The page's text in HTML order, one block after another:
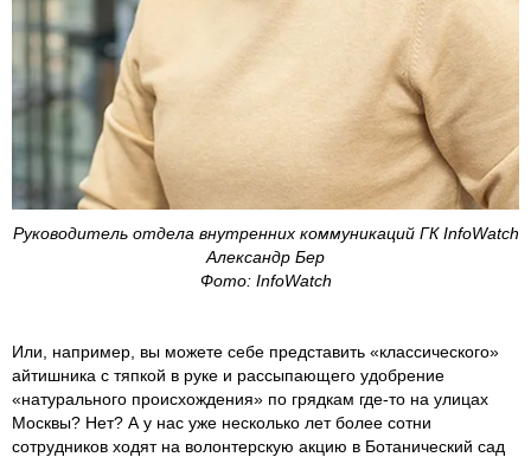
Руководитель отдела внутренних коммуникаций ГК InfoWatch
Александр Бер
Фото: InfoWatch
Или, например, вы можете себе представить «классического»
айтишника с тяпкой в руке и рассыпающего удобрение
«натурального происхождения» по грядкам где-то на улицах
Москвы? Нет? А у нас уже несколько лет более сотни
сотрудников ходят на волонтерскую акцию в Ботанический сад